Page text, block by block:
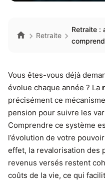
Retraite
Retraite :
Vous êtes-vous déjà
évolue chaque année ? La
précisément ce
pension pour suivre les
Comprendre ce système
l’évolution de votre
effet, la revalorisation des
revenus versés restent
coûts de la vie, ce qui